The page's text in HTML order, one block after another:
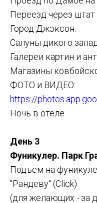
Переезд через
Город Джэксон:
Салуны дикого
Галереи картин и
Магазины
ФОТО и ВИДЕО:
https://
Ночь в отеле.
День 3
Фуникулер. Парк
Подъем на
"Рандеву" (Click)
(для желающих - за